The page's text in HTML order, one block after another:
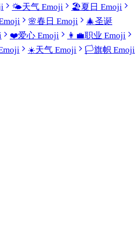
🌤️天气 Emoji 🏖️夏日 Emoji
🌸春日 Emoji 🎄圣诞
❤️爱心 Emoji 👩‍💼职业 Emoji
☀️天气 Emoji 🏳️旗帜 Emoji